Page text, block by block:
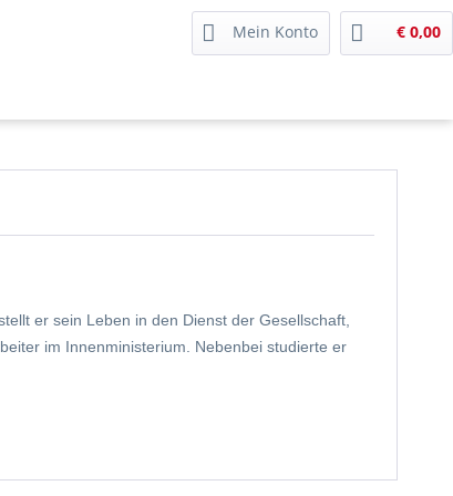
Mein Konto € 0,00
er sein Leben in den Dienst der Gesellschaft,
im Innenministerium. Nebenbei studierte er